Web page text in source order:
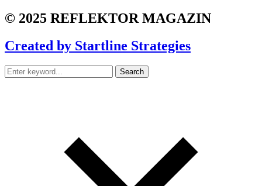
© 2025 REFLEKTOR MAGAZIN
Created by Startline Strategies
Search